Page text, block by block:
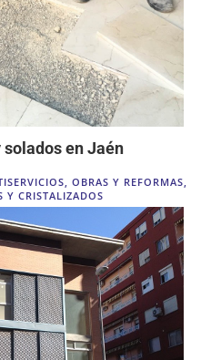
en Jaén
OBRAS Y REFORMAS
Y CRISTALIZADOS